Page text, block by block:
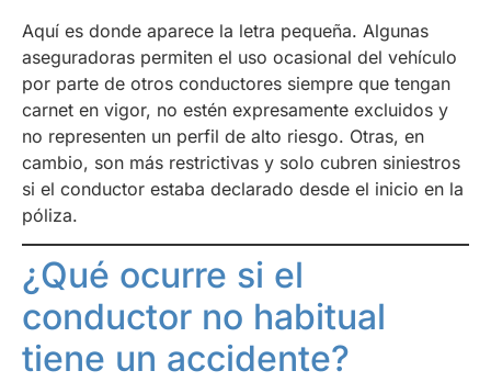
Aquí es donde aparece la letra pequeña. Algunas
aseguradoras permiten el uso ocasional del vehículo
por parte de otros conductores siempre que tengan
carnet en vigor, no estén expresamente excluidos y
no representen un perfil de alto riesgo. Otras, en
cambio, son más restrictivas y solo cubren siniestros
si el conductor estaba declarado desde el inicio en la
póliza.
¿Qué ocurre si el
conductor no habitual
tiene un accidente?